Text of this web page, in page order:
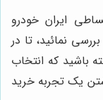
ایران خودرو
نمائید، تا در
باشید که انتخاب
یک تجربه خرید